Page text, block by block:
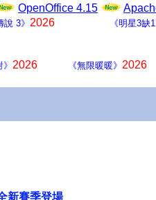
OpenOffice 4.15
說 3》 2026 《明星3缺1
2026 《無限暖暖》 2026
新賽季登場